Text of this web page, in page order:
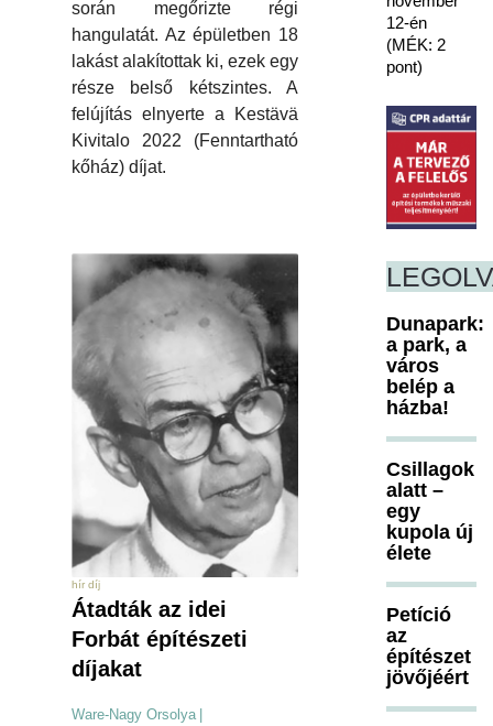
során megőrizte régi
hangulatát. Az épületben 18
lakást alakítottak ki, ezek egy
része belső kétszintes. A
felújítás elnyerte a Kestävä
Kivitalo 2022 (Fenntartható
kőház) díjat.
hír díj
Átadták az idei
Forbát építészeti
díjakat
Ware-Nagy Orsolya
12-én
(MÉK: 2
pont)
Dunapark:
a park, a
város
belép a
házba!
Csillagok
alatt –
egy
kupola új
élete
Petíció
az
építészet
jövőjéért